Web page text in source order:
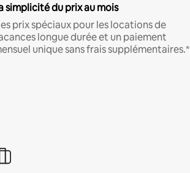
simplicité du prix au mois
prix spéciaux pour les locations de
longue durée et un paiement
unique sans frais supplémentaires.*